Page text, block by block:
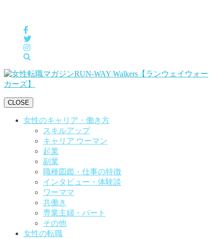
CLOSE
女性のキャリア・働き方
スキルアップ
キャリア ウーマン
起業
副業
職種図鑑・仕事の特徴
インタビュー・体験談
ワーママ
共働き
専業主婦・パート
その他
女性の転職